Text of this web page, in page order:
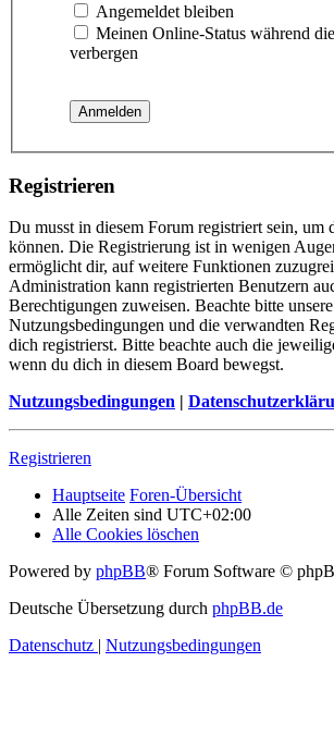
Angemeldet bleiben
Meinen Online-Status während
verbergen
Registrieren
Du musst in diesem Forum registriert sein, um
können. Die Registrierung ist in wenigen
ermöglicht dir, auf weitere Funktionen
Administration kann registrierten Benutzern
Berechtigungen zuweisen. Beachte bitte unsere
Nutzungsbedingungen und die verwandten
dich registrierst. Bitte beachte auch die
wenn du dich in diesem Board bewegst.
Nutzungsbedingungen |
Registrieren
Hauptseite Foren-Übersicht
Alle Zeiten sind UTC+02:00
Alle Cookies löschen
Powered by phpBB® Forum Software ©
Deutsche Übersetzung durch phpBB.de
Datenschutz | Nutzungsbedingungen